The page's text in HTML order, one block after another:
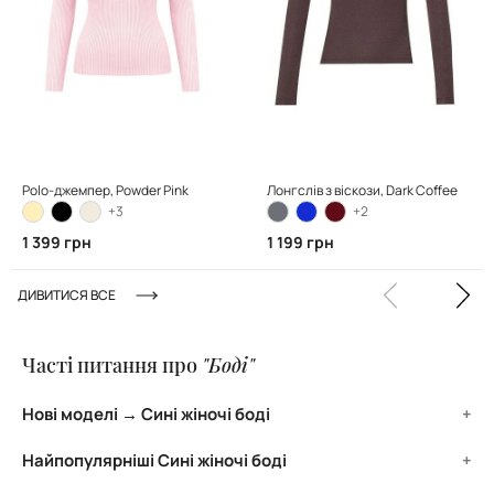
ДИВИТИСЯ ВСЕ
Polo-джемпер, Powder Pink
+3
1 399 грн
Лонгслів з віскози, Dark Coffee
+2
1 199 грн
Часті питання про "Боді"
Нові моделі → Сині жіночі боді
ТОП нових моделей категорії Сині жіночі боді:
Найпопулярніші Сині жіночі боді